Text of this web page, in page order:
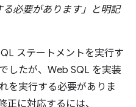
る必要があります」と明記
ステートメントを実行す
したが、Web SQL を実装
を実行する必要がありま
正に対応するには、